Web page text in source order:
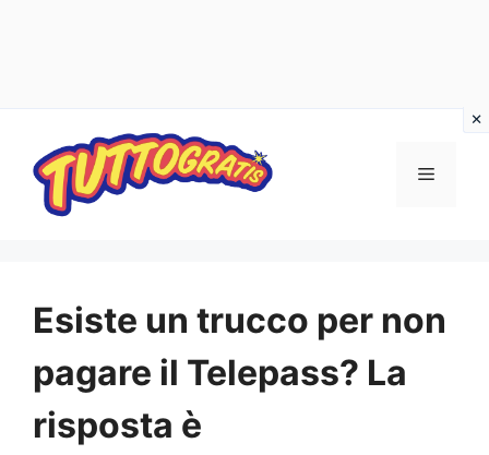
contenuto
Menu
Esiste un trucco per non
pagare il Telepass? La
risposta è